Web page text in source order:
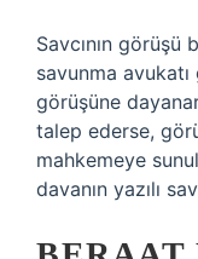
Savcının görüşü
savunma
görüşüne
talep ederse,
mahkemeye
davanın yazılı